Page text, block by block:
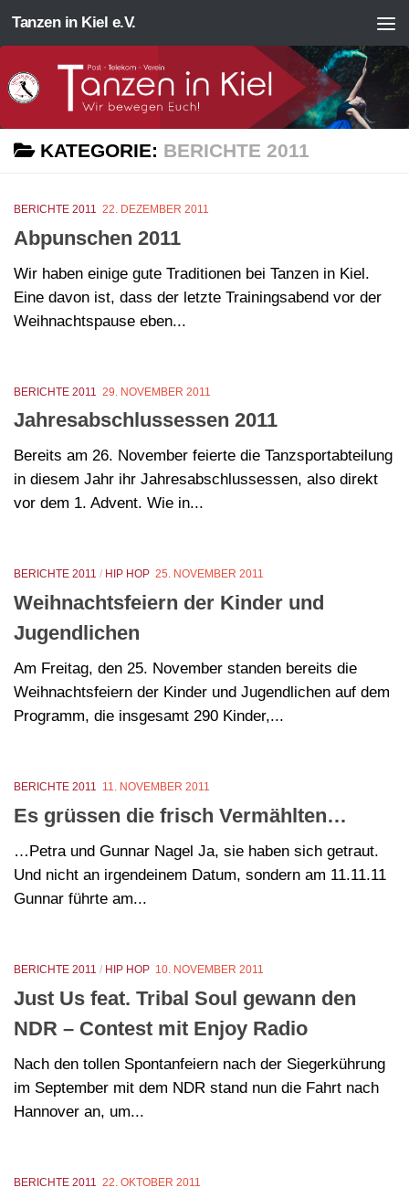
Zum Inhalt springen
Tanzen in Kiel e.V.
KATEGORIE: BERICHTE 2011
BERICHTE 2011 22. DEZEMBER 2011
Abpunschen 2011
Wir haben einige gute Traditionen bei Tanzen in Kiel.
Eine davon ist, dass der letzte Trainingsabend vor der
Weihnachtspause eben...
BERICHTE 2011 29. NOVEMBER 2011
Jahresabschlussessen 2011
Bereits am 26. November feierte die Tanzsportabteilung
in diesem Jahr ihr Jahresabschlussessen, also direkt
vor dem 1. Advent. Wie in...
BERICHTE 2011 / HIP HOP 25. NOVEMBER 2011
Weihnachtsfeiern der Kinder und
Jugendlichen
Am Freitag, den 25. November standen bereits die
Weihnachtsfeiern der Kinder und Jugendlichen auf dem
Programm, die insgesamt 290 Kinder,...
BERICHTE 2011 11. NOVEMBER 2011
Es grüssen die frisch Vermählten…
…Petra und Gunnar Nagel Ja, sie haben sich getraut.
Und nicht an irgendeinem Datum, sondern am 11.11.11
Gunnar führte am...
BERICHTE 2011 / HIP HOP 10. NOVEMBER 2011
Just Us feat. Tribal Soul gewann den
NDR – Contest mit Enjoy Radio
Nach den tollen Spontanfeiern nach der Siegerkührung
im September mit dem NDR stand nun die Fahrt nach
Hannover an, um...
BERICHTE 2011 22. OKTOBER 2011